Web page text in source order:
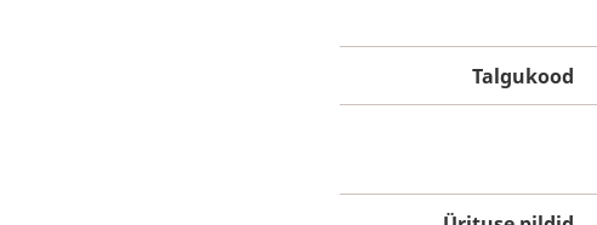
Talgukood